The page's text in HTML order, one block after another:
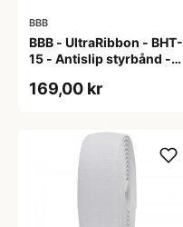
BBB
BBB - UltraRibbon - BHT-
15 - Antislip styrbånd -
169,00 kr